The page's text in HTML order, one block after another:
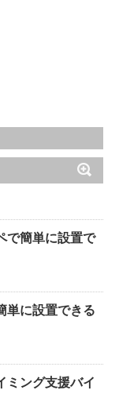
で簡単に設置で
単に設置できる
ミング支援バイ